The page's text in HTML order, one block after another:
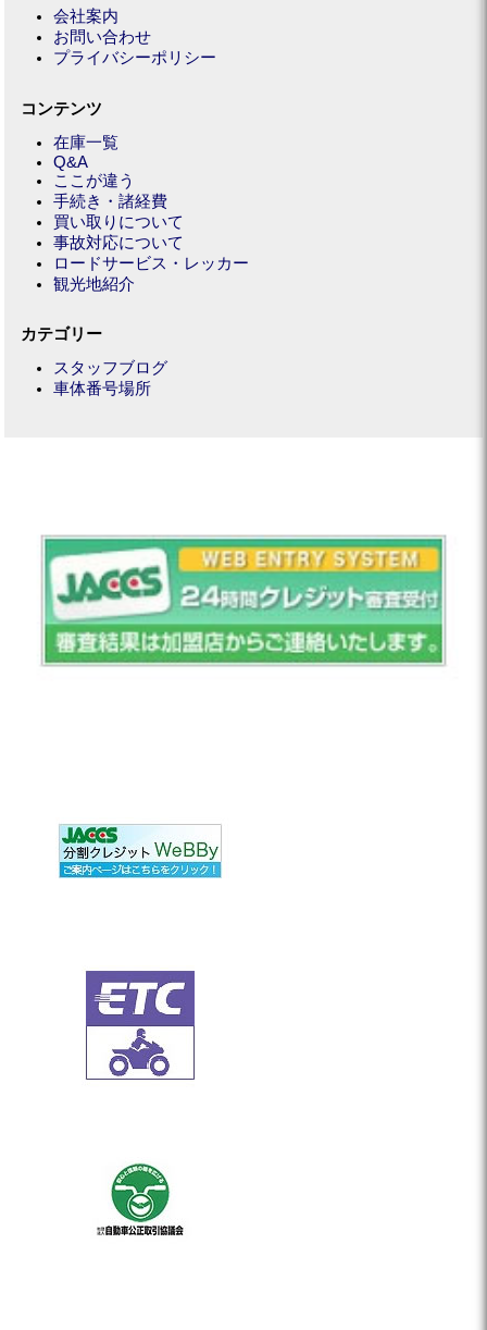
会社案内
お問い合わせ
プライバシーポリシー
コンテンツ
在庫一覧
Q&A
ここが違う
手続き・諸経費
買い取りについて
事故対応について
ロードサービス・レッカー
観光地紹介
カテゴリー
スタッフブログ
車体番号場所